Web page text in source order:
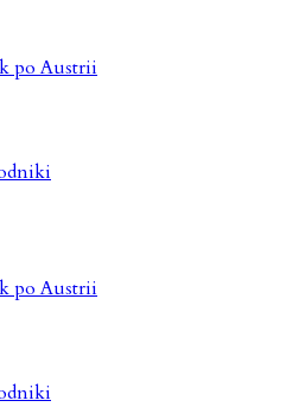
po Austrii
po Austrii